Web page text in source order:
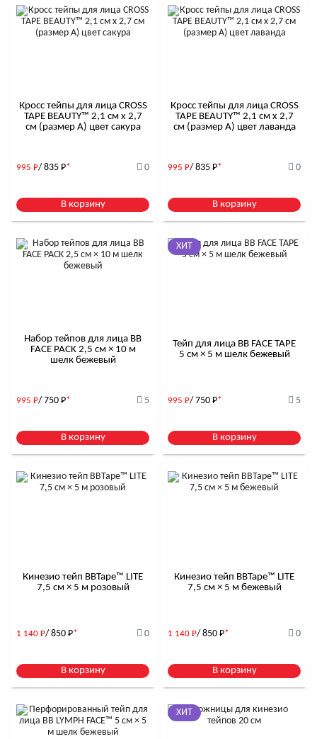
Кросс тейпы для лица CROSS
TAPE BEAUTY™ 2,1 см x 2,7
см (размер А) цвет сакура
995 Р/ 835 Р* 0
В корзину
Кросс тейпы для лица CROSS
TAPE BEAUTY™ 2,1 см x 2,7
см (размер А) цвет лаванда
995 Р/ 835 Р* 0
В корзину
Набор тейпов для лица BB
FACE PACK 2,5 см × 10 м
шелк бежевый
995 Р/ 750 Р* 5
В корзину
ХИТ
Тейп для лица BB FACE TAPE
5 см × 5 м шелк бежевый
995 Р/ 750 Р* 5
В корзину
Кинезио тейп BBTape™ LITE
7,5 см × 5 м розовый
1 140 Р/ 850 Р* 0
В корзину
Кинезио тейп BBTape™ LITE
7,5 см × 5 м бежевый
1 140 Р/ 850 Р* 0
В корзину
ХИТ